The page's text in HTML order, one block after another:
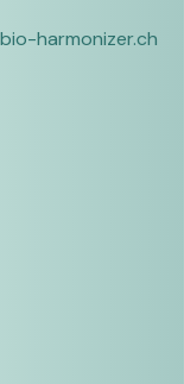
harmonizer.ch